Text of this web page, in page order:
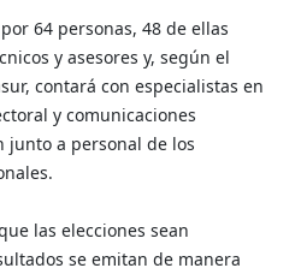
64 personas, 48 de ellas
y asesores y, según el
contará con especialistas en
y comunicaciones
junto a personal de los
las elecciones sean
se emitan de manera